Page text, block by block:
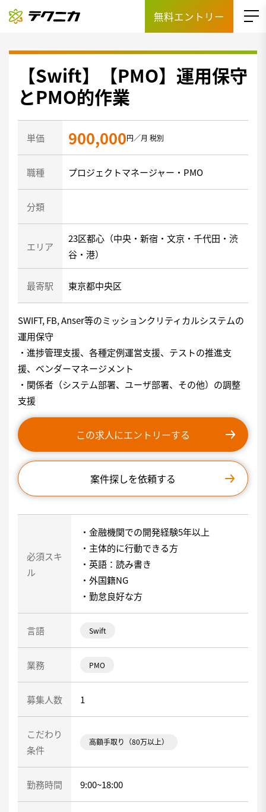
無料エントリー
【Swift】【PMO】運用保守
とPMO的作業
単価 900,000円／月 税別
職種 プロジェクトマネージャー・PMO
分類
エリア
23区都心（中央・新宿・文京・千代田・渋
谷・港）
最寄駅 東京都中央区
SWIFT, FB, Anser等のミッションクリティカルシステムの
運用保守
・進捗管理支援、各種定例運営支援、テストの推進支
援、ベンダーマネージメント
・関係者（システム部署、ユーザ部署、その他）の調整
支援
この求人にエントリーする
案件探しを依頼する
必須スキ
ル
・金融機関での開発経験5年以上
・主体的に行動できる方
・英語：読み書き
・外国籍NG
・勤怠良好な方
言語 Swift
業務 PMO
募集人数 1
こだわり
条件
高額手取り（80万以上）
勤務時間 9:00~18:00